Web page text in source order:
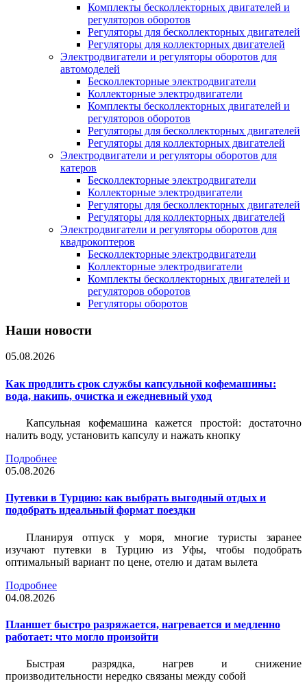
Комплекты бесколлекторных двигателей и
регуляторов оборотов
Регуляторы для бесколлекторных двигателей
Регуляторы для коллекторных двигателей
Электродвигатели и регуляторы оборотов для
автомоделей
Бесколлекторные электродвигатели
Коллекторные электродвигатели
Комплекты бесколлекторных двигателей и
регуляторов оборотов
Регуляторы для бесколлекторных двигателей
Регуляторы для коллекторных двигателей
Электродвигатели и регуляторы оборотов для
катеров
Бесколлекторные электродвигатели
Коллекторные электродвигатели
Регуляторы для бесколлекторных двигателей
Регуляторы для коллекторных двигателей
Электродвигатели и регуляторы оборотов для
квадрокоптеров
Бесколлекторные электродвигатели
Коллекторные электродвигатели
Комплекты бесколлекторных двигателей и
регуляторов оборотов
Регуляторы оборотов
Наши новости
05.08.2026
Как продлить срок службы капсульной кофемашины:
вода, накипь, очистка и ежедневный уход
Капсульная кофемашина кажется простой: достаточно
налить воду, установить капсулу и нажать кнопку
Подробнее
05.08.2026
Путевки в Турцию: как выбрать выгодный отдых и
подобрать идеальный формат поездки
Планируя отпуск у моря, многие туристы заранее
изучают путевки в Турцию из Уфы, чтобы подобрать
оптимальный вариант по цене, отелю и датам вылета
Подробнее
04.08.2026
Планшет быстро разряжается, нагревается и медленно
работает: что могло произойти
Быстрая разрядка, нагрев и снижение
производительности нередко связаны между собой